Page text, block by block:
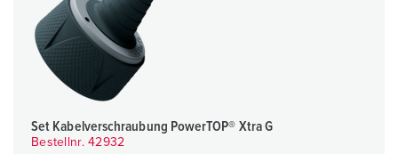
Set Kabelverschraubung PowerTOP® Xtra G
Bestellnr. 42932